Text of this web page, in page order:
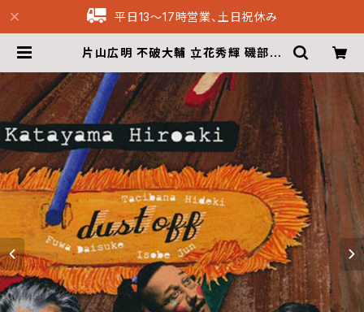
平日13〜17時営業、土日祝休み
片山広明 不破大輔 立花秀輝 磯部潤
Archive Recordings